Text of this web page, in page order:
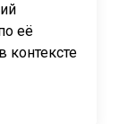
её
контексте